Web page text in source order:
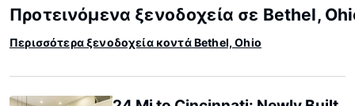
Προτεινόμενα ξενοδοχεία σε Bethel,
Περισσότερα ξενοδοχεία κοντά Bethel, Ohio